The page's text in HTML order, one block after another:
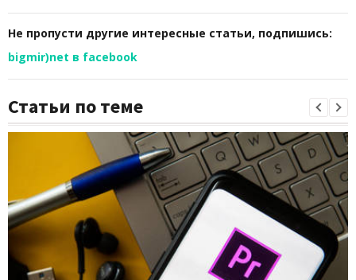
Не пропусти другие интересные статьи, подпишись:
bigmir)net в facebook
Статьи по теме